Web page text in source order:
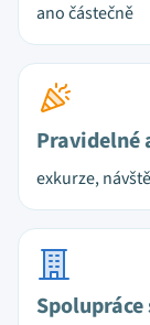
ano částečně
Pravidelné
exkurze,